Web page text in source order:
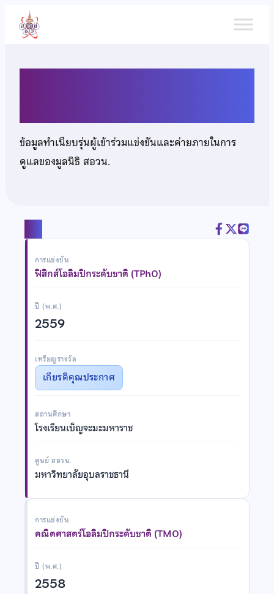
เนื้อหา
ข้อมูลทำเนียบรุ่นผู้เข้าร่วมแข่งขันและค่ายภายในการ
ดูแลของมูลนิธิ สอวน.
การแข่งขัน
ฟิสิกส์โอลิมปิกระดับชาติ (TPhO)
ปี (พ.ศ.)
2559
เหรียญรางวัล
เกียรติคุณประกาศ
สถานศึกษา
โรงเรียนเบ็ญจะมะมหาราช
ศูนย์ สอวน.
มหาวิทยาลัยอุบลราชธานี
การแข่งขัน
คณิตศาสตร์โอลิมปิกระดับชาติ (TMO)
ปี (พ.ศ.)
2558